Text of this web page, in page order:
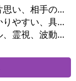
恋愛成就、出会い・片思い、相手の気持ち、相性、縁結び、結婚、男心・女心、二人の今後、複雑な恋愛、三角関係、略奪愛、浮気、不倫、復活愛、復縁、離婚、人間関係、職場の人間関係、対人関係、仕事運、適職、転職、進路、就職、人生全般、経営相談、人事、開業、目標、ビジネスチャンス、ビジネスパートナー、パワーハラスメント、セクシャルハラスメント、家族関係、夫婦関係、家庭問題、夫婦問題、親族問題、育児・子育て、シングルマザー、ドメスティックバイオレンス、心の問題、うつ、トラウマ、ストレス、いじめ、人生相談、霊的問題、健康運、金運、金銭トラブル、ご近所問題、縁切り
はっきり言う、わかりやすい、具体的、的確、納得感、聞き上手、とても話しやすい、じっくり聞いてくれる、勇気をくれる、前向き・元気になれる
霊感・スピリチュアル、霊視、波動修正、タロット、オラクルカード、手相、祈祷、祈願、縁結び、除霊、縁切り、ダウジング、ヒーリング、レイキ、カウンセリング、オリジナル占術